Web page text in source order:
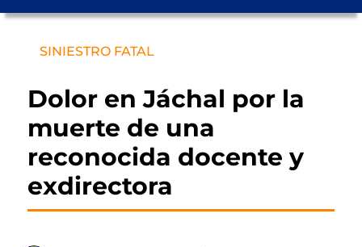
SINIESTRO FATAL
Dolor en Jáchal por la
muerte de una
reconocida docente y
exdirectora